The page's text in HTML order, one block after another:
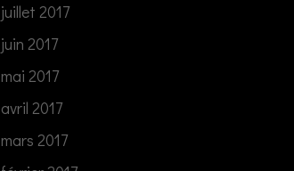
juillet 2017
juin 2017
mai 2017
avril 2017
mars 2017